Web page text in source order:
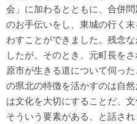
会」に加わるとともに、合併
のお手伝いをし、東城の行く
わすことができました。残念
したが、そのとき、元町長を
原市が生きる道について伺っ
の県北の特徴を活かすのは自
は文化を大切にすることだ、
そういう要素がある、と話さ